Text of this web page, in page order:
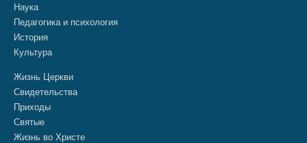
Наука
Педагогика и психология
История
Культура
Жизнь Церкви
Свидетельства
Приходы
Святые
Жизнь во Христе